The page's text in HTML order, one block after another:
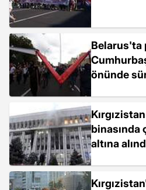
Belarus'ta
önünde
binasında
altına